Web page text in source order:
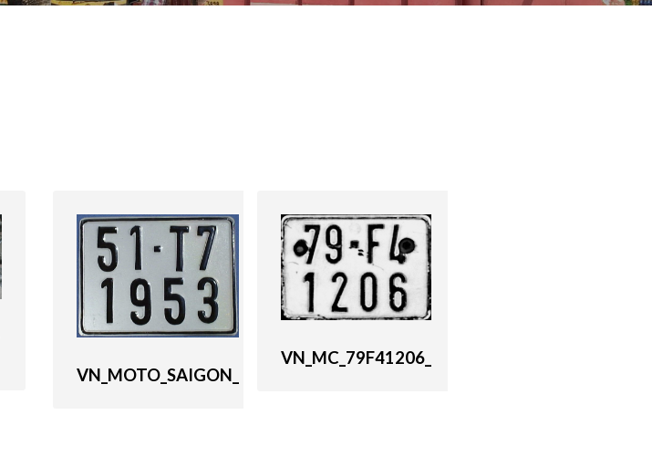
VN_MOTO_SAIGON_
VN_MC_79F41206_